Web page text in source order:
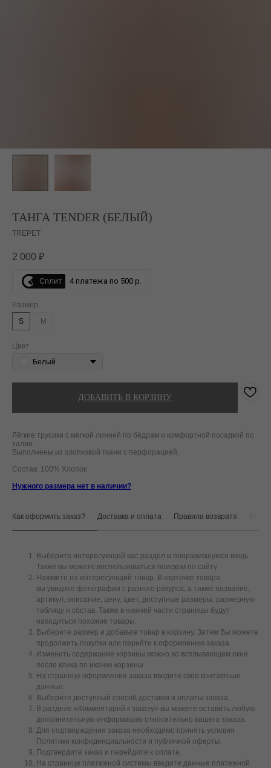
ТАНГА TENDER (БЕЛЫЙ)
TREPET
2 000 ₽
Сплит 4 платежа по 500 р.
Размер
S
M
Цвет
Белый
ДОБАВИТЬ В КОРЗИНУ
Лёгкие трусики с мягкой линией по бёдрам и комфортной посадкой по
талии.
Выполнены из хлопковой ткани с перфорацией.
Состав: 100% Хлопок
Нужного размера нет в наличии?
Как оформить заказ? Доставка и оплата Правила возврата
Выберите интересующий вас раздел и понравившуюся вещь.
Также вы можете воспользоваться поиском по сайту.
Нажмите на интересующий товар. В карточке товара
вы увидите фотографии с разного ракурса, а также название,
артикул, описание, цену, цвет, доступные размеры, размерную
таблицу и состав. Также в нижней части страницы будут
находиться похожие товары.
Выберите размер и добавьте товар в корзину. Затем Вы можете
продолжить покупки или перейти к оформлению заказа.
Изменить содержание корзины можно во всплывающем окне
после клика по иконке корзины.
На странице оформления заказа введите свои контактные
данные.
Выберите доступный способ доставки и оплаты заказа.
В разделе «Комментарий к заказу» вы можете оставить любую
дополнительную информацию относительно вашего заказа.
Для подтверждения заказа необходимо принять условия
Политики конфиденциальности и публичной оферты.
Подтвердите заказ и перейдите к оплате.
На странице платежной системы введите данные платежной